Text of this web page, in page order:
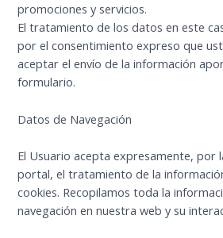
promociones y servicios.
El tratamiento de los datos en este
por el consentimiento expreso que
aceptar el envío de la información
formulario.
Datos de Navegación
El Usuario acepta expresamente, por
portal, el tratamiento de la
cookies. Recopilamos toda la
navegación en nuestra web y su